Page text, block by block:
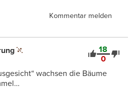
Kommentar melden
18
0
wachsen die Bäume